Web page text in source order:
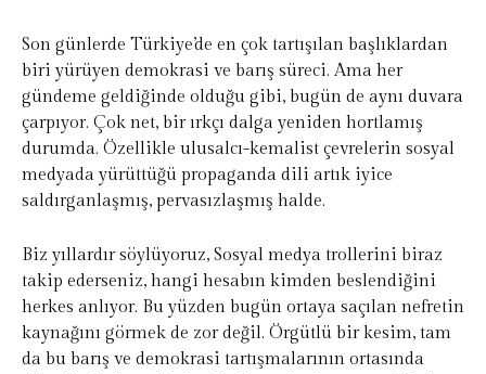
Son günlerde Türkiye’de en çok tartışılan başlıklardan
biri yürüyen demokrasi ve barış süreci. Ama her
gündeme geldiğinde olduğu gibi, bugün de aynı duvara
çarpıyor. Çok net, bir ırkçı dalga yeniden hortlamış
durumda. Özellikle ulusalcı-kemalist çevrelerin sosyal
medyada yürüttüğü propaganda dili artık iyice
saldırganlaşmış, pervasızlaşmış halde.
Biz yıllardır söylüyoruz, Sosyal medya trollerini biraz
takip ederseniz, hangi hesabın kimden beslendiğini
herkes anlıyor. Bu yüzden bugün ortaya saçılan nefretin
kaynağını görmek de zor değil. Örgütlü bir kesim, tam
da bu barış ve demokrasi tartışmalarının ortasında